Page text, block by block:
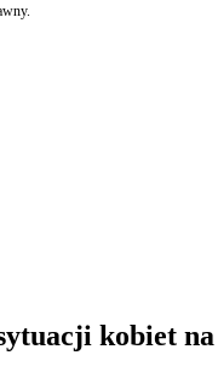
kobiet